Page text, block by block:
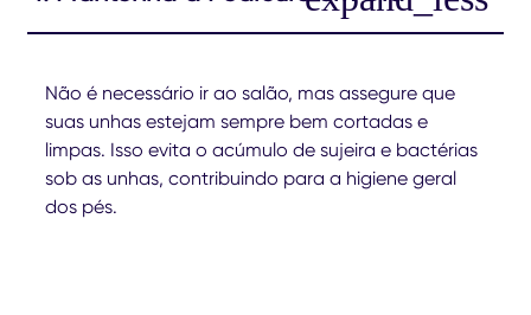
Não é necessário ir ao salão, mas assegure que
suas unhas estejam sempre bem cortadas e
limpas. Isso evita o acúmulo de sujeira e bactérias
sob as unhas, contribuindo para a higiene geral
dos pés.